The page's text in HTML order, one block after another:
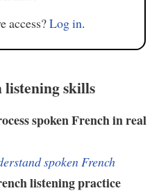
access?Log in.
skills
spoken French in real
spoken French
listening practice